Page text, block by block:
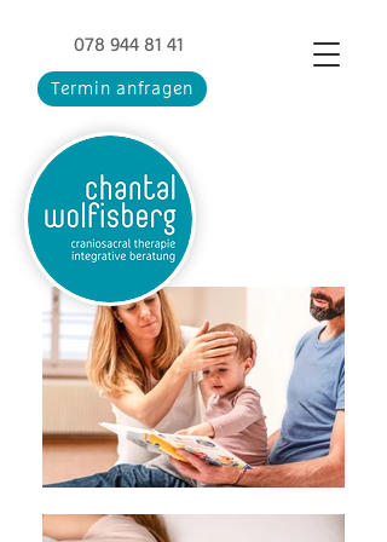
078 944 81 41
Termin anfragen